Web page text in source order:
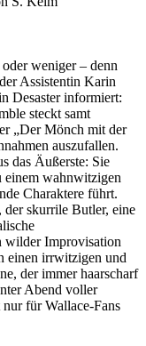
weniger – denn
Assistentin Karin
Desaster informiert:
steckt samt
„Der Mönch mit der
auszufallen.
das Äußerste: Sie
einem wahnwitzigen
Charaktere führt.
skurrile Butler, eine
wilder Improvisation
einen irrwitzigen und
der immer haarscharf
Abend voller
für Wallace-Fans